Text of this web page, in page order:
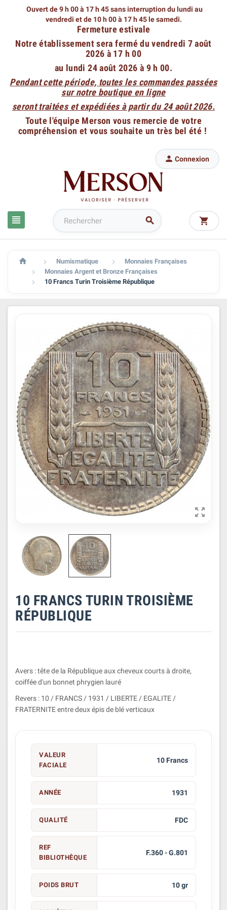
Ouvert de 9 h 00 à 17 h 45 sans interruption du lundi au
vendredi et de 10 h 00 à 17 h 45 le samedi.
Fermeture estivale
Notre établissement sera fermé du vendredi 7 août
2026 à 17 h 00
au lundi 24 août 2026 à 9 h 00.
Pendant cette période, toutes les commandes passées
sur notre boutique en ligne
seront traitées et expédiées à partir du 24 août 2026.
Toute l'équipe Merson vous remercie de votre
compréhension et vous souhaite un très bel été !
 
 Connexion

  Numismatique  Monnaies Françaises
 Monnaies Argent et Bronze Françaises
 10 Francs Turin Troisième République

10 FRANCS TURIN TROISIÈME
RÉPUBLIQUE
Avers : tête de la République aux cheveux courts à droite,
coiffée d'un bonnet phrygien lauré
Revers : 10 / FRANCS / 1931 / LIBERTE / EGALITE /
FRATERNITE entre deux épis de blé verticaux
VALEUR
FACIALE
10 Francs
ANNÉE 1931
QUALITÉ FDC
REF
BIBLIOTHÈQUE
F.360 - G.801
POIDS BRUT 10 gr